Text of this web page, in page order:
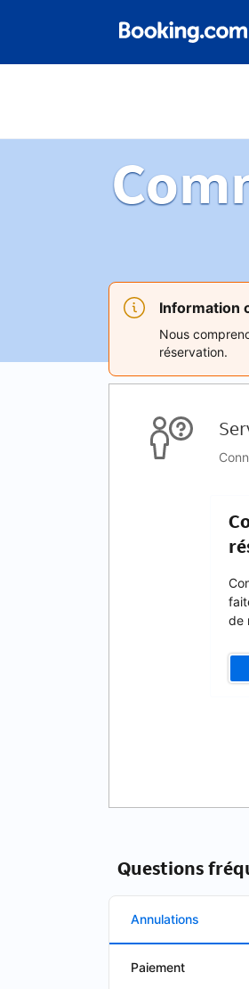
Information
Nous
réservation.
de
Questions
Annulations
Paiement